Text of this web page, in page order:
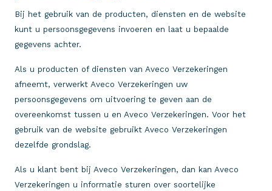
Bij het gebruik van de producten, diensten en de website
kunt u persoonsgegevens invoeren en laat u bepaalde
gegevens achter.
Als u producten of diensten van Aveco Verzekeringen
afneemt, verwerkt Aveco Verzekeringen uw
persoonsgegevens om uitvoering te geven aan de
overeenkomst tussen u en Aveco Verzekeringen. Voor het
gebruik van de website gebruikt Aveco Verzekeringen
dezelfde grondslag.
Als u klant bent bij Aveco Verzekeringen, dan kan Aveco
Verzekeringen u informatie sturen over soortelijke